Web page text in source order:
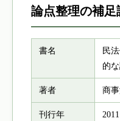
論点整理の補足
書名
民
的
著者 商
刊行年